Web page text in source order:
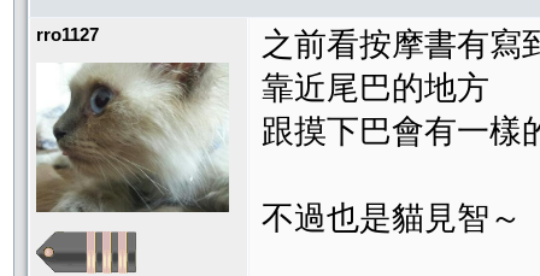
rro1127
之前看按摩書有寫
靠近尾巴的地方
跟摸下巴會有一樣
不過也是貓見智～